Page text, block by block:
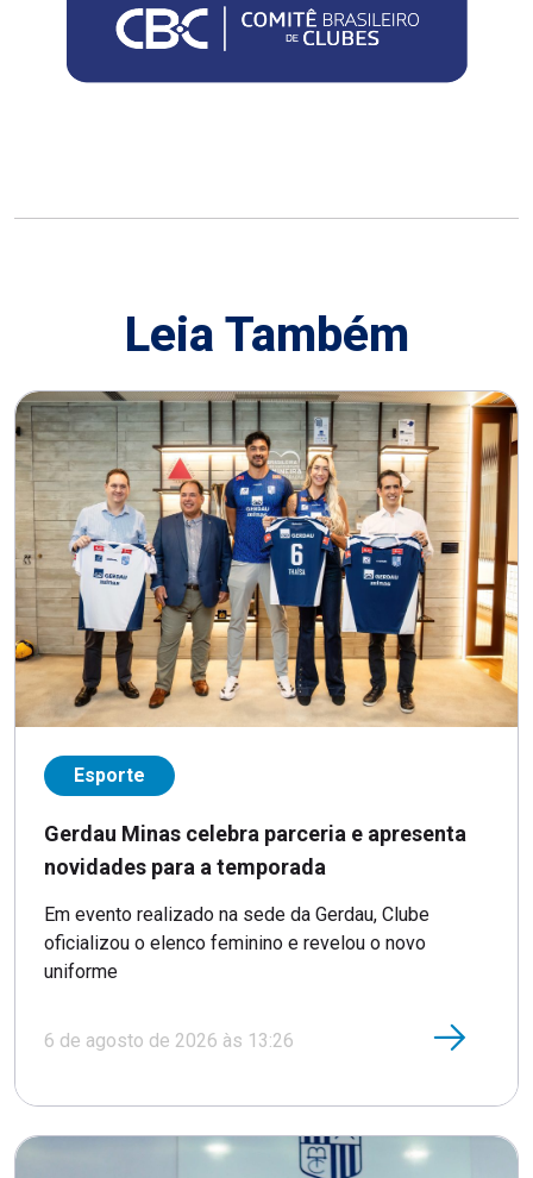
Leia Também
Esporte
Gerdau Minas celebra parceria e apresenta
novidades para a temporada
Em evento realizado na sede da Gerdau, Clube
oficializou o elenco feminino e revelou o novo
uniforme
6 de agosto de 2026 às 13:26